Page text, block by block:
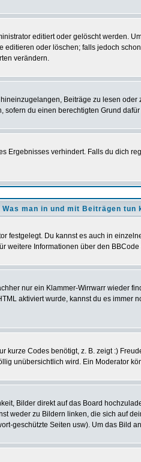
editiert oder gelöscht werden.
oder löschen; falls jedoch
verändern.
Beiträge zu lesen
sofern du einen berechtigten Grund dafür
verhindert. Falls du dich
Was man in und mit Beiträgen tun
festgelegt. Du kannst es auch in
Informationen über den
nur ein Klammer-Wirrwarr wieder
aktiviert wurde, kannst du es
Codes benötigt, z. B. zeigt :)
unübersichtlich wird. Ein Moderator
Bilder direkt auf das Board
weder zu Bildern linken, die sich auf
geschützte Seiten usw). Um das Bild